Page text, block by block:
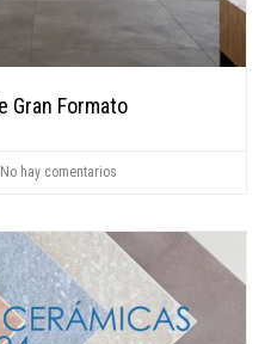
Gran Formato
No hay comentarios